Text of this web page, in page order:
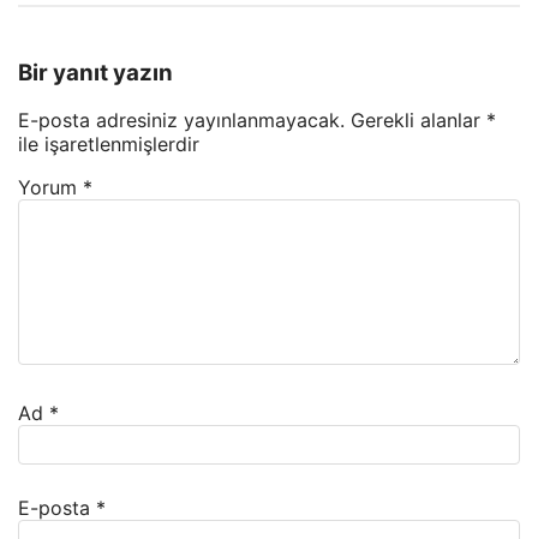
Bir yanıt yazın
E-posta adresiniz yayınlanmayacak. Gerekli alanlar *
ile işaretlenmişlerdir
Yorum *
Ad *
E-posta *